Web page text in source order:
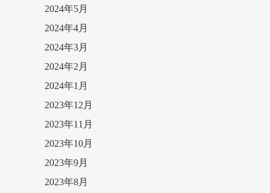
2024年5月
2024年4月
2024年3月
2024年2月
2024年1月
2023年12月
2023年11月
2023年10月
2023年9月
2023年8月